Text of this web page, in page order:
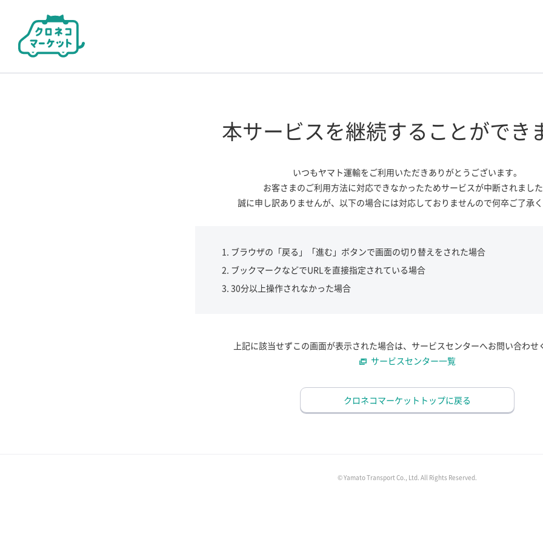
本サービスを継続する ことができ
いつもヤマト運輸をご利用いただきありがとうございます。
お客さまのご利用方法に対応できなかったためサービスが中断されました
誠に申し訳ありませんが、 以下の場合には対応しておりませんので何卒ご了承く
ブラウザの「戻る」「進む」ボタンで画面の切り替えをされた場合
ブックマークなどでURLを直接指定されている場合
30分以上操作されなかった場合
上記に該当せずこの画面が表示された場合は、サービスセンターへお問い合わせ
サービスセンター一覧
クロネコマーケットトップに戻る
© Yamato Transport Co., Ltd. All Rights Reserved.